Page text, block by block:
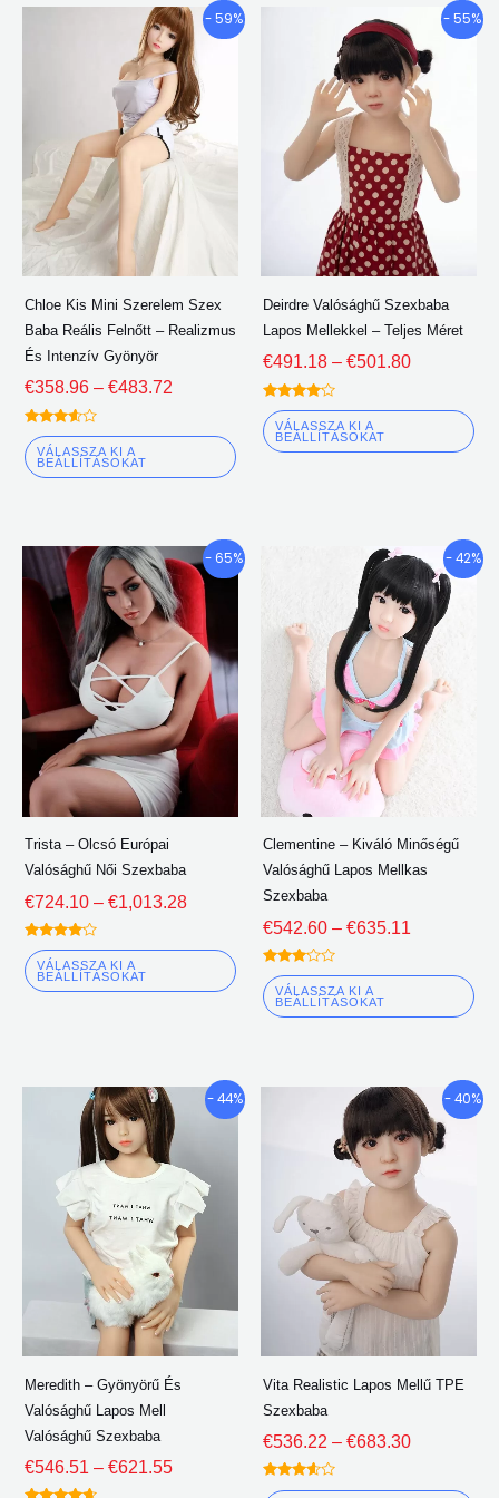
- 59%
Chloe Kis Mini Szerelem Szex
Baba Reális Felnőtt – Realizmus
És Intenzív Gyönyör
€358.96 – €483.72
Árkategória:
€358.96
keresztül
€483.72
Névleges
3.50
ki 5
VÁLASSZA KI A
BEÁLLÍTÁSOKAT
Ennek
terméknek
változata
lehetőségeket
lehet
választani
- 55%
Deirdre Valósághű Szexbaba
Lapos Mellekkel – Teljes Méret
€491.18 – €501.80
€491.18
keresztül
€501.80
Névleges
4.00
ki 5
VÁLASSZA KI A
BEÁLLÍTÁSOKAT
- 65%
Trista – Olcsó Európai
Valósághű Női Szexbaba
€724.10 – €1,013.28
Árkategória:
€724.10
keresztül
€1,013.28
Névleges
4.00
ki 5
VÁLASSZA KI A
BEÁLLÍTÁSOKAT
Ennek
terméknek
változata
van.
A
lehetőségeket
lehet
választani
- 42%
Clementine – Kiváló Minőségű
Valósághű Lapos Mellkas
Szexbaba
€542.60 – €635.11
€542.60
keresztül
€635.11
Névleges
3.00
ki 5
VÁLASSZA KI A
BEÁLLÍTÁSOKAT
- 44%
Meredith – Gyönyörű És
Valósághű Lapos Mell
Valósághű Szexbaba
€546.51 – €621.55
Árkategória:
€546.51
keresztül
€621.55
Ennek
változata
lehetőségeket
lehet
választani
- 40%
Vita Realistic Lapos Mellű TPE
Szexbaba
€536.22 – €683.30
€536.22
keresztül
€683.30
Névleges